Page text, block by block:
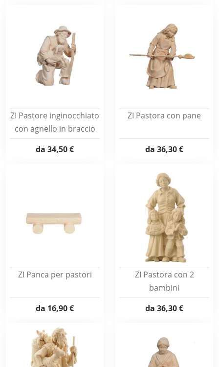
ZI Pastore inginocchiato
con agnello in braccio
da 34,50 €
ZI Pastora con pane
da 36,30 €
ZI Panca per pastori
da 16,90 €
ZI Pastora con 2
bambini
da 36,30 €